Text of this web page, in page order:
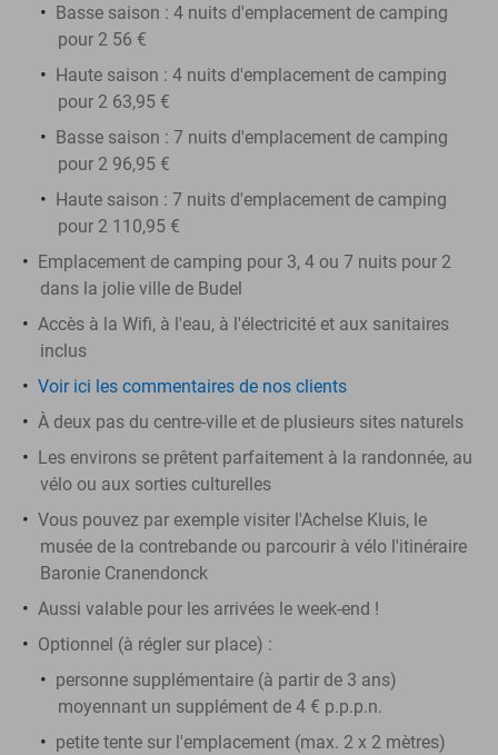
Basse saison : 4 nuits d'emplacement de camping
pour 2 56 €
Haute saison : 4 nuits d'emplacement de camping
pour 2 63,95 €
Basse saison : 7 nuits d'emplacement de camping
pour 2 96,95 €
Haute saison : 7 nuits d'emplacement de camping
pour 2 110,95 €
Emplacement de camping pour 3, 4 ou 7 nuits pour 2
dans la jolie ville de Budel
Accès à la Wifi, à l'eau, à l'électricité et aux sanitaires
inclus
Voir ici les commentaires de nos clients
À deux pas du centre-ville et de plusieurs sites naturels
Les environs se prêtent parfaitement à la randonnée, au
vélo ou aux sorties culturelles
Vous pouvez par exemple visiter l'Achelse Kluis, le
musée de la contrebande ou parcourir à vélo l'itinéraire
Baronie Cranendonck
Aussi valable pour les arrivées le week-end !
Optionnel (à régler sur place) :
personne supplémentaire (à partir de 3 ans)
moyennant un supplément de 4 € p.p.p.n.
petite tente sur l'emplacement (max. 2 x 2 mètres)